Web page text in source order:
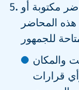
مكتوبة أو
المحاضر
والمكان
قرارات